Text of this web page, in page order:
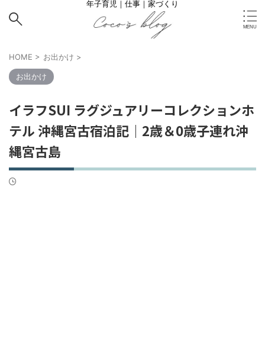
年子育児｜仕事｜家づくり
HOME > お出かけ >
お出かけ
イラフSUI ラグジュアリーコレクションホ
テル 沖縄宮古宿泊記｜2歳＆0歳子連れ沖
縄宮古島